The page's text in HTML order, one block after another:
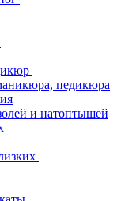
педикюра
и натоптышей